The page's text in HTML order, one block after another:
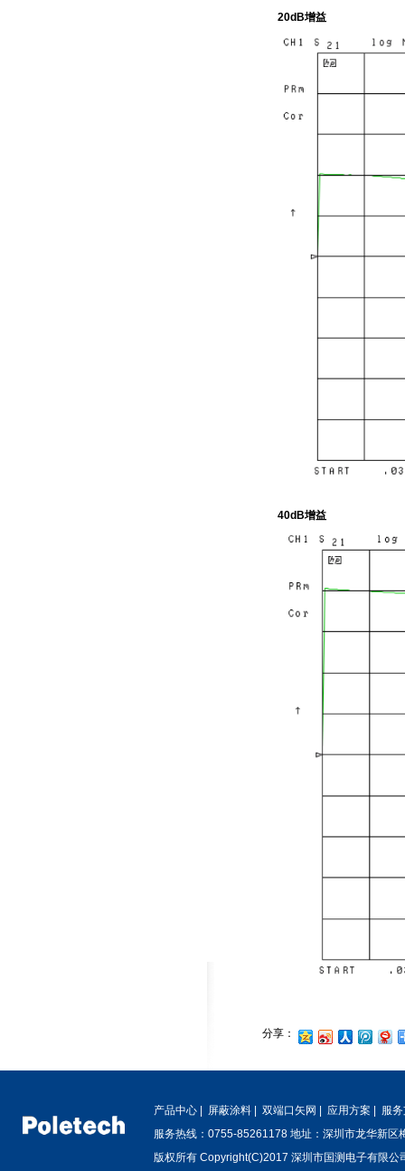
20dB增益
40dB增益
分享：
产品中心 屏蔽涂料 双端口矢网 应用方案
服
服务热线：0755-85261178 地址：深圳市龙华新区
版权所有 Copyright(C)2017 深圳市国测电子有限公